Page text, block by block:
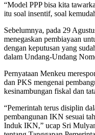
“Model PPP bisa kita
itu soal insentif, soal
Sebelumnya, pada 29
menegaskan pembiayaan
dengan keputusan yang
dalam Undang-Undang
Pernyataan Menkeu
dan PKS mengenai
kesinambungan fiskal dan
“Pemerintah terus disiplin
pembangunan IKN sesuai
Induk IKN,” ucap Sri